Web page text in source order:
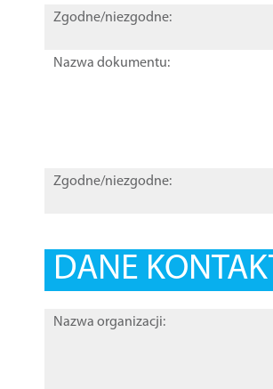
Zgodne/niezgodne:
Nazwa dokumentu:
Zgodne/niezgodne:
DANE
Nazwa organizacji: